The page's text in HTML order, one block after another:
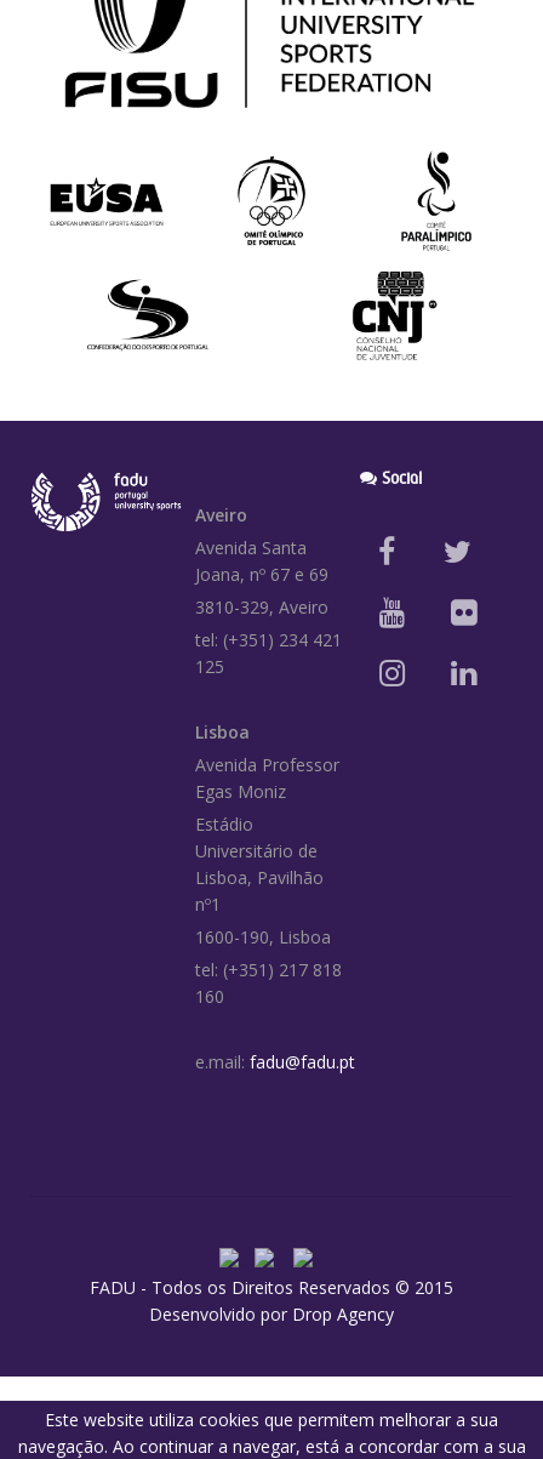
Aveiro
Avenida Santa
Joana, nº 67 e 69
3810-329, Aveiro
tel: (+351) 234 421
125
Lisboa
Avenida Professor
Egas Moniz
Estádio
Universitário de
Lisboa, Pavilhão
nº1
1600-190, Lisboa
tel: (+351) 217 818
160
e.mail: fadu@fadu.pt
Social
FADU - Todos os Direitos Reservados © 2015
Desenvolvido por Drop Agency
Este website utiliza cookies que permitem melhorar a sua
navegação. Ao continuar a navegar, está a concordar com a sua